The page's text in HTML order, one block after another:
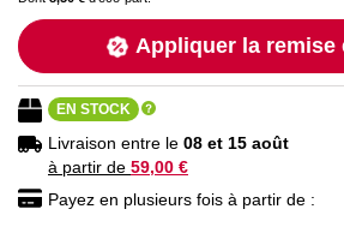
images
gallery
images
gallery
Appliquer la remise
EN STOCK
Livraison entre le 08 et 15 août
à partir de 59,00 €
Payez en plusieurs fois à partir de :